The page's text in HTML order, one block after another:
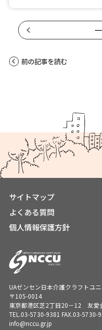
前の記事を読む
サイトマップ
よくある質問
個人情報保護方針
UAゼンセン日本介護クラフトユ
〒105-0014
東京都港区芝2丁目20－12 友愛
TEL.03-5730-9381 FAX.03-5730-
info@nccu.gr.jp